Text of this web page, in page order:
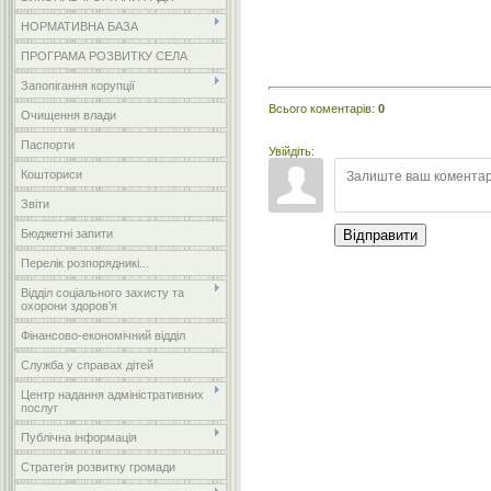
НОРМАТИВНА БАЗА
ПРОГРАМА РОЗВИТКУ СЕЛА
Запопігання корупції
Очищення влади
Паспорти
Кошториси
Звіти
Бюджетні запити
Перелік розпорядникі...
Відділ соціального захисту та
охорони здоров’я
Фінансово-економічний відділ
Служба у справах дітей
Центр надання адміністративних
послуг
Публічна інформація
Стратегія розвитку громади
Всього коментарів: 0
Увійдіть:
Відправити